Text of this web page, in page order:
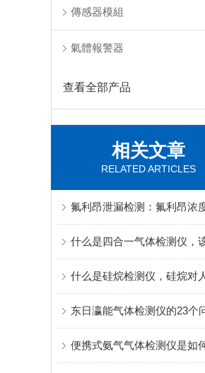
傳感器模組
氣體報警器
查看全部产品
相关文章
RELATED ARTICLES